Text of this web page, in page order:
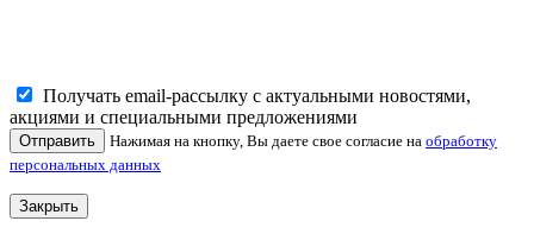
Получать email-рассылку с актуальными новостями,
акциями и специальными предложениями
Отправить Нажимая на кнопку, Вы даете свое согласие на обработку
персональных данных
Закрыть